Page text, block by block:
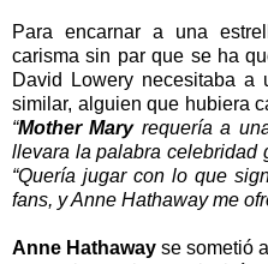
Para encarnar a una
carisma sin par que se ha
David Lowery necesitaba a
similar, alguien que hubiera
“Mother Maryrequería a
llevara la palabra celebridad
“Quería jugar con lo que
fans, y Anne Hathaway me
Anne Hathaway se sometió